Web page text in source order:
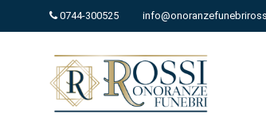
0744-300525